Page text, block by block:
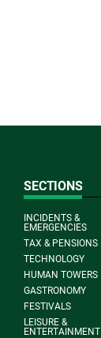
SECTIONS
INCIDENTS &
EMERGENCIES
TAX & PENSIONS
TECHNOLOGY
HUMAN TOWERS
GASTRONOMY
FESTIVALS
LEISURE &
ENTERTAINMENT